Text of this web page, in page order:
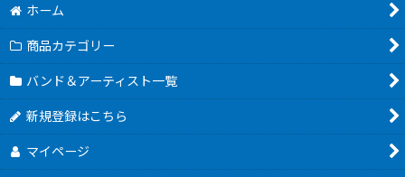
ホーム
商品カテゴリー
バンド＆アーティスト一覧
新規登録はこちら
マイページ